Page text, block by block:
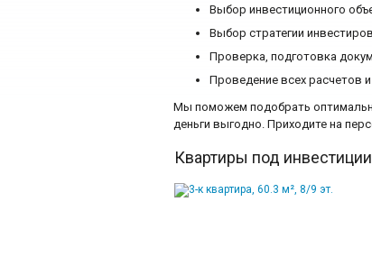
Выбор инвестиционного
Выбор стратегии
Проверка, подготовка
Проведение всех расчетов
Мы поможем подобрать
деньги выгодно. Приходите на
Квартиры под инвестиции